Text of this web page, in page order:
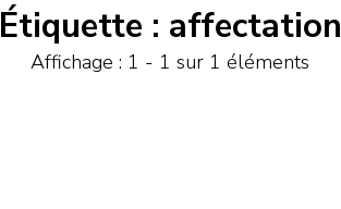
Étiquette : affectation
Affichage : 1 - 1 sur 1 éléments